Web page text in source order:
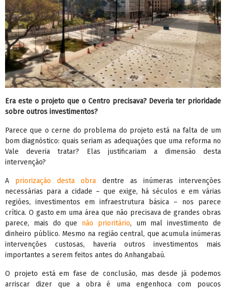
Era este o projeto que o Centro precisava? Deveria ter prioridade
sobre outros investimentos?
Parece que o cerne do problema do projeto está na falta de um
bom diagnóstico: quais seriam as adequações que uma reforma no
Vale deveria tratar? Elas justificariam a dimensão desta
intervenção?
A priorização desta obra dentre as inúmeras intervenções
necessárias para a cidade – que exige, há séculos e em várias
regiões, investimentos em infraestrutura básica – nos parece
crítica. O gasto em uma área que não precisava de grandes obras
parece, mais do que não prioritário, um mal investimento de
dinheiro público. Mesmo na região central, que acumula inúmeras
intervenções custosas, haveria outros investimentos mais
importantes a serem feitos antes do Anhangabaú.
O projeto está em fase de conclusão, mas desde já podemos
arriscar dizer que a obra é uma engenhoca com poucos